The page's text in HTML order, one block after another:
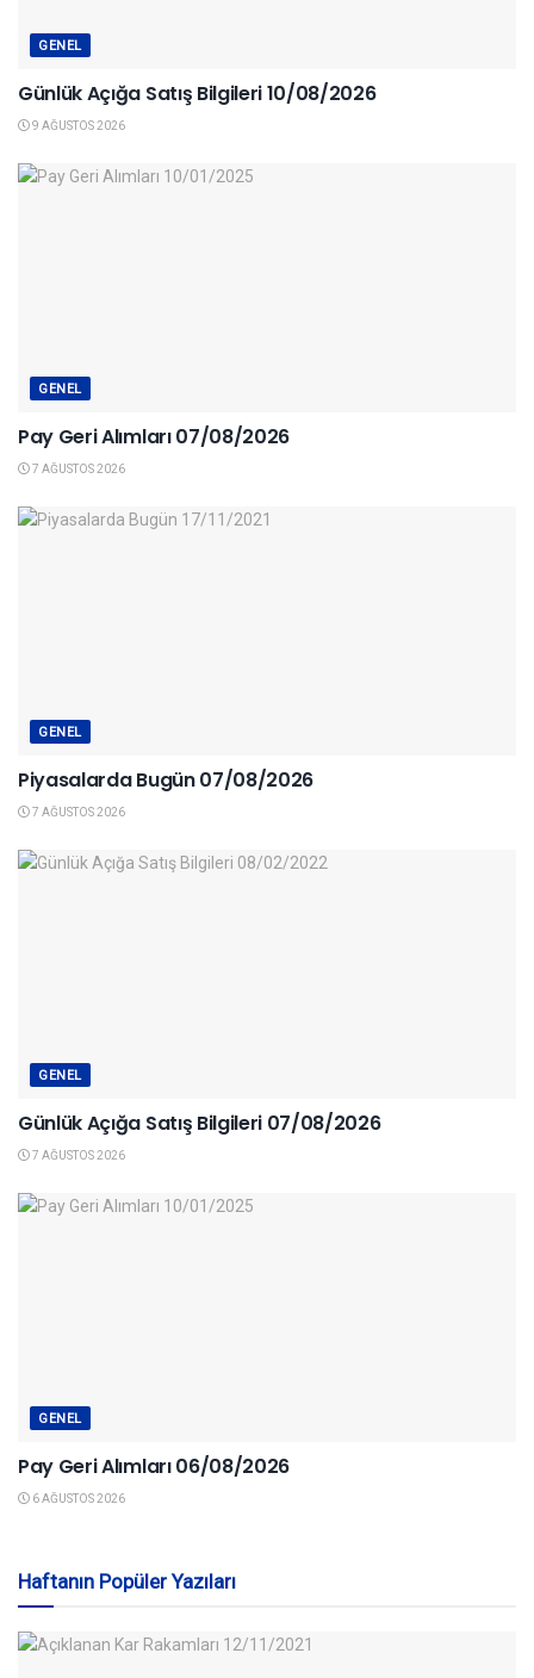
GENEL
Günlük Açığa Satış Bilgileri 10/08/2026
9 AĞUSTOS 2026
GENEL
Pay Geri Alımları 07/08/2026
7 AĞUSTOS 2026
GENEL
Piyasalarda Bugün 07/08/2026
7 AĞUSTOS 2026
GENEL
Günlük Açığa Satış Bilgileri 07/08/2026
7 AĞUSTOS 2026
GENEL
Pay Geri Alımları 06/08/2026
6 AĞUSTOS 2026
Haftanın Popüler Yazıları